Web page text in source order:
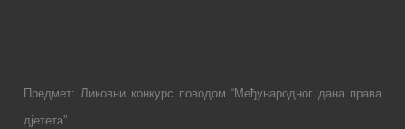
Предмет: Ликовни кoнкурс поводом “Међународног дана права
дјетета”